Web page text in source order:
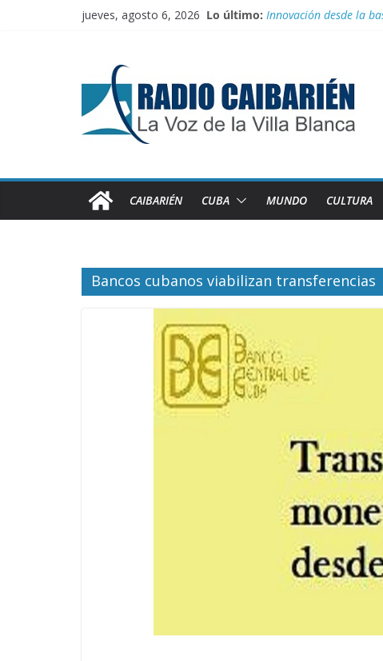
jueves, agosto 6, 2026 Lo último: Innovación desde la
Empatan los equipos
Homenaje a federadas
CAIBARIÉN CUBA MUNDO CULTURA
Bancos cubanos viabilizan transferencias